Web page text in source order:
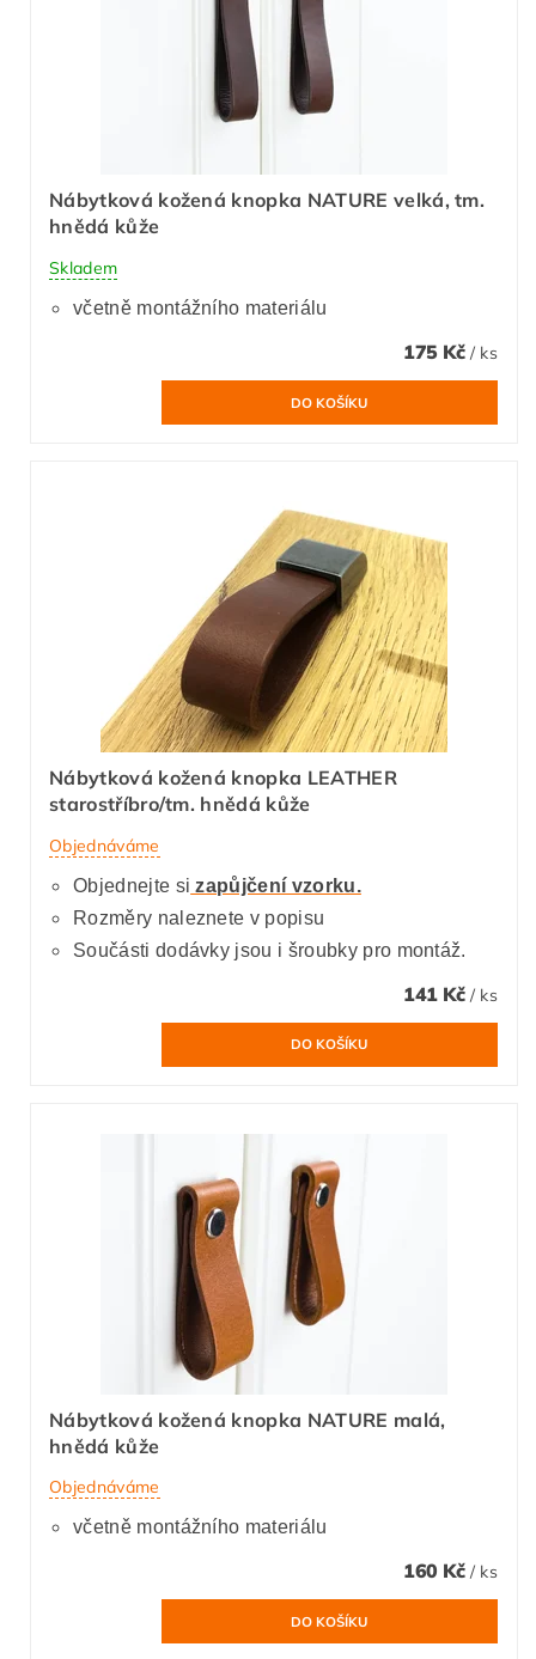
Nábytková kožená knopka NATURE velká, tm.
hnědá kůže
Skladem
včetně montážního materiálu
175 Kč / ks
Nábytková kožená knopka LEATHER
starostříbro/tm. hnědá kůže
Objednáváme
Objednejte si zapůjčení vzorku.
Rozměry naleznete v popisu
Součásti dodávky jsou i šroubky pro montáž.
141 Kč / ks
Nábytková kožená knopka NATURE malá,
hnědá kůže
Objednáváme
včetně montážního materiálu
160 Kč / ks